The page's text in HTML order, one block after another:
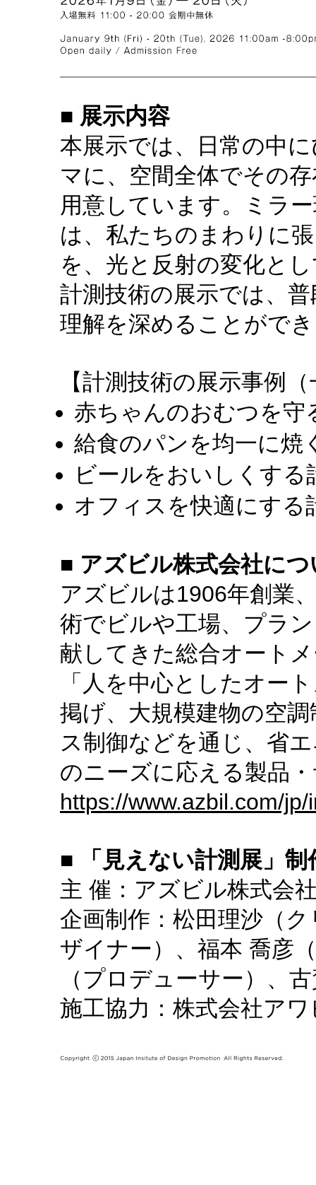
■ 展示内容
本展示では、日常の中
マに、空間全体でその
用意しています。ミラ
は、私たちのまわりに
を、光と反射の変化と
計測技術の展示では、
理解を深めることがで
【計測技術の展示事例
赤ちゃんのおむつを守
給食のパンを均一に焼
ビールをおいしくする
オフィスを快適にする
■ アズビル株式会社につ
アズビルは1906年創業
術でビルや工場、プラ
献してきた総合オート
「人を中心としたオー
掲げ、大規模建物の空
ス制御などを通じ、省
のニーズに応える製品
https://www.azbil.com/
■ 「見えない計測展」
主 催：アズビル株式会
企画制作：松田理沙 （
ザイナー） 、福本 喬彦
（プロデューサー） 、
施工協力：株式会社ア